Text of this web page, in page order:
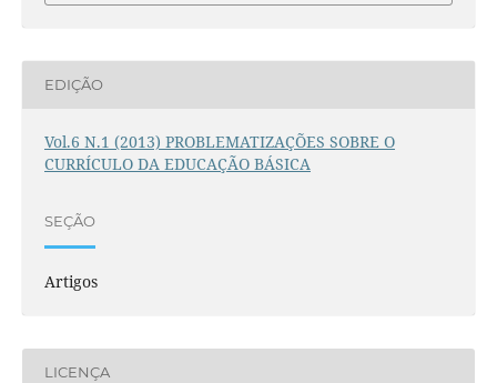
EDIÇÃO
Vol.6 N.1 (2013) PROBLEMATIZAÇÕES SOBRE O
CURRÍCULO DA EDUCAÇÃO BÁSICA
SEÇÃO
Artigos
LICENÇA